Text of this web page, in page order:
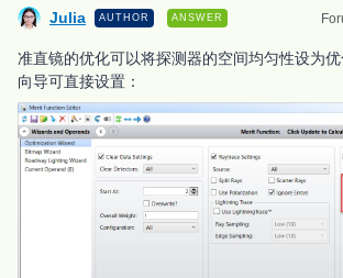
Julia AUTHOR ANSWER
准直镜的优化可以将探测器的空间均匀性设为
向导可直接设置：